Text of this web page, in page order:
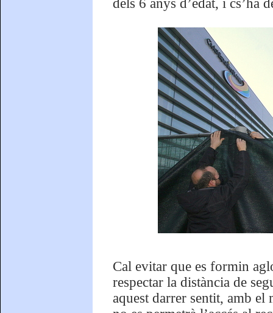
dels 6 anys d’edat, i cs’ha
Cal evitar que es formin
respectar la distància de
aquest darrer sentit, amb